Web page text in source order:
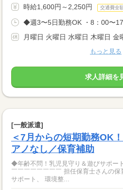
時給1,600円～2,250円 交通費全
◆週3〜5日勤務OK ・8：00〜17
月曜日 火曜日 水曜日 木曜日 金
もっと見る
求人詳細を
[一般派遣]
＜7月からの短期勤務OK
アノなし／保育補助
◆年齢不問！乳児見守り＆遊びサポー
￣￣￣￣￣￣￣￣ 担任保育士さんの
サポート、 環境整...